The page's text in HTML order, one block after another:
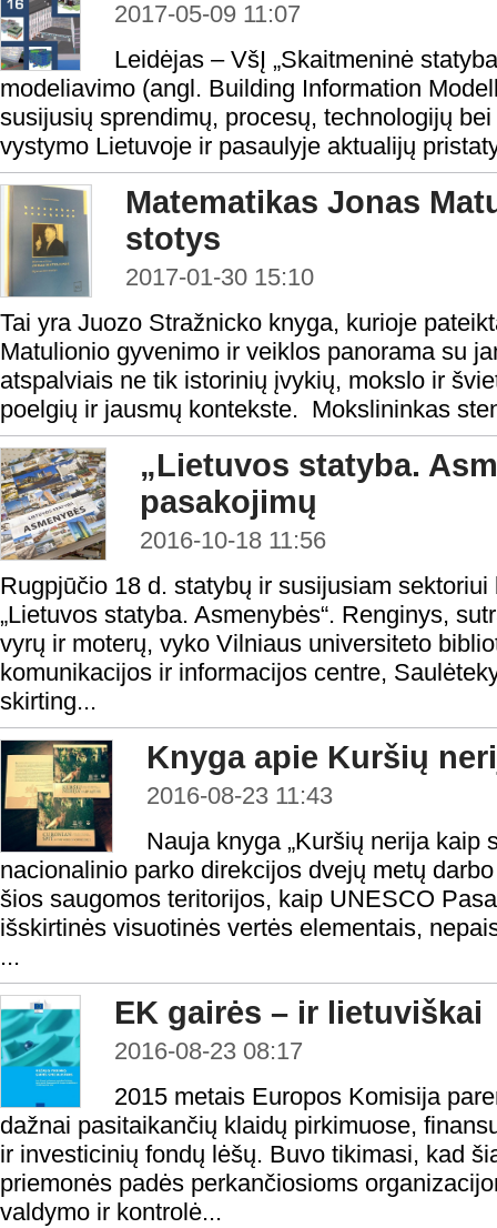
2017-05-09 11:07
Leidėjas – VšĮ „Skaitmeninė
modeliavimo (angl. Building Information
susijusių sprendimų, procesų, technologijų
vystymo Lietuvoje ir pasaulyje aktualijų
Matematikas Jonas
stotys
2017-01-30 15:10
Tai yra Juozo Stražnicko knyga, kurioje
Matulionio gyvenimo ir veiklos panorama su
atspalviais ne tik istorinių įvykių, mokslo ir
poelgių ir jausmų kontekste. Mokslininkas
„Lietuvos statyba.
pasakojimų
2016-10-18 11:56
Rugpjūčio 18 d. statybų ir susijusiam
„Lietuvos statyba. Asmenybės“. Renginys,
vyrų ir moterų, vyko Vilniaus universiteto
komunikacijos ir informacijos centre,
skirting...
Knyga apie Kuršių
2016-08-23 11:43
Nauja knyga „Kuršių nerija kaip
nacionalinio parko direkcijos dvejų metų
šios saugomos teritorijos, kaip UNESCO
išskirtinės visuotinės vertės elementais,
...
EK gairės – ir lietuviškai
2016-08-23 08:17
2015 metais Europos Komisija
dažnai pasitaikančių klaidų pirkimuose,
ir investicinių fondų lėšų. Buvo tikimasi, kad
priemonės padės perkančiosioms
valdymo ir kontrolė...